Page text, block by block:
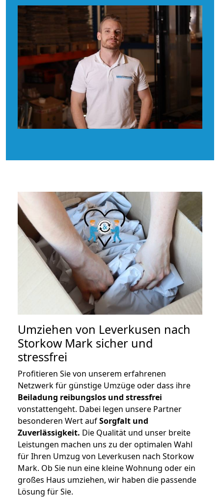
Umziehen von Leverkusen nach
Storkow Mark sicher und
stressfrei
Profitieren Sie von unserem erfahrenen
Netzwerk für günstige Umzüge oder dass ihre
Beiladung reibungslos und stressfrei
vonstattengeht. Dabei legen unsere Partner
besonderen Wert aufSorgfalt und
Zuverlässigkeit. Die Qualität und unser breite
Leistungen machen uns zu der optimalen Wahl
für Ihren Umzug von Leverkusen nach Storkow
Mark. Ob Sie nun eine kleine Wohnung oder ein
großes Haus umziehen, wir haben die passende
Lösung für Sie.